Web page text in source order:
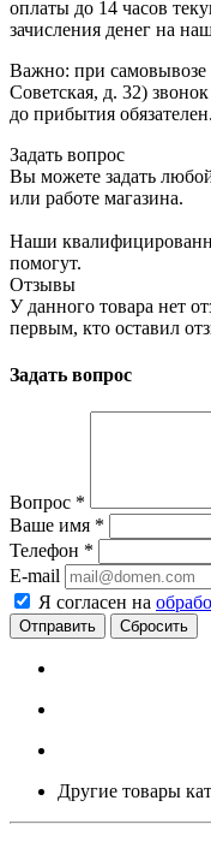
оплаты до 14 часов
зачисления денег на
Важно: при самовывозе
Советская, д. 32)
до прибытия обязателен.
Задать вопрос
Вы можете задать
или работе магазина.
Наши
помогут.
Отзывы
У данного товара нет
первым, кто оставил
Задать вопрос
Вопрос *
Ваше имя *
Телефон *
E-mail
Я согласен на
Сбросить
Другие товары